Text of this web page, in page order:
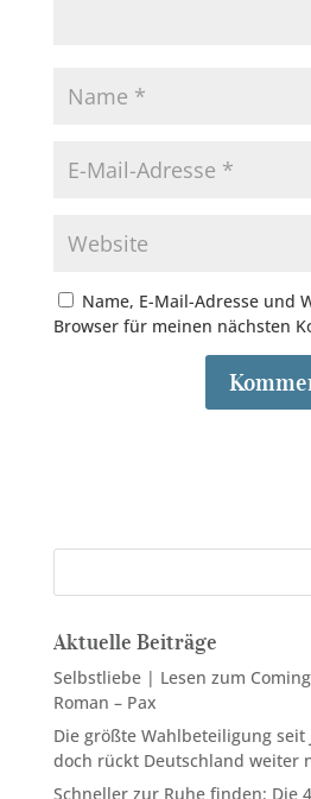
Name, E-Mail-Adresse und
Browser für meinen nächsten
Aktuelle Beiträge
Selbstliebe | Lesen zum
Roman – Pax
Die größte Wahlbeteiligung seit
doch rückt Deutschland weiter
Schneller zur Ruhe finden: Die